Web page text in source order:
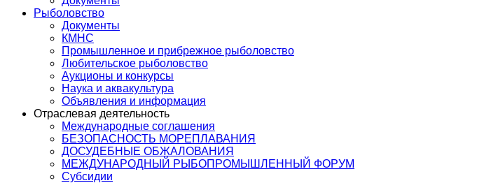
Рыболовство
Документы
КМНС
Промышленное и прибрежное рыболовство
Любительское рыболовство
Аукционы и конкурсы
Наука и аквакультура
Объявления и информация
Отраслевая деятельность
Международные соглашения
БЕЗОПАСНОСТЬ МОРЕПЛАВАНИЯ
ДОСУДЕБНЫЕ ОБЖАЛОВАНИЯ
МЕЖДУНАРОДНЫЙ РЫБОПРОМЫШЛЕННЫЙ ФОРУМ
Субсидии